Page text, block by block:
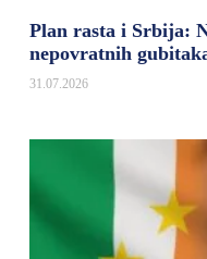
Plan rasta i Srbija:
nepovratnih
31.07.2026